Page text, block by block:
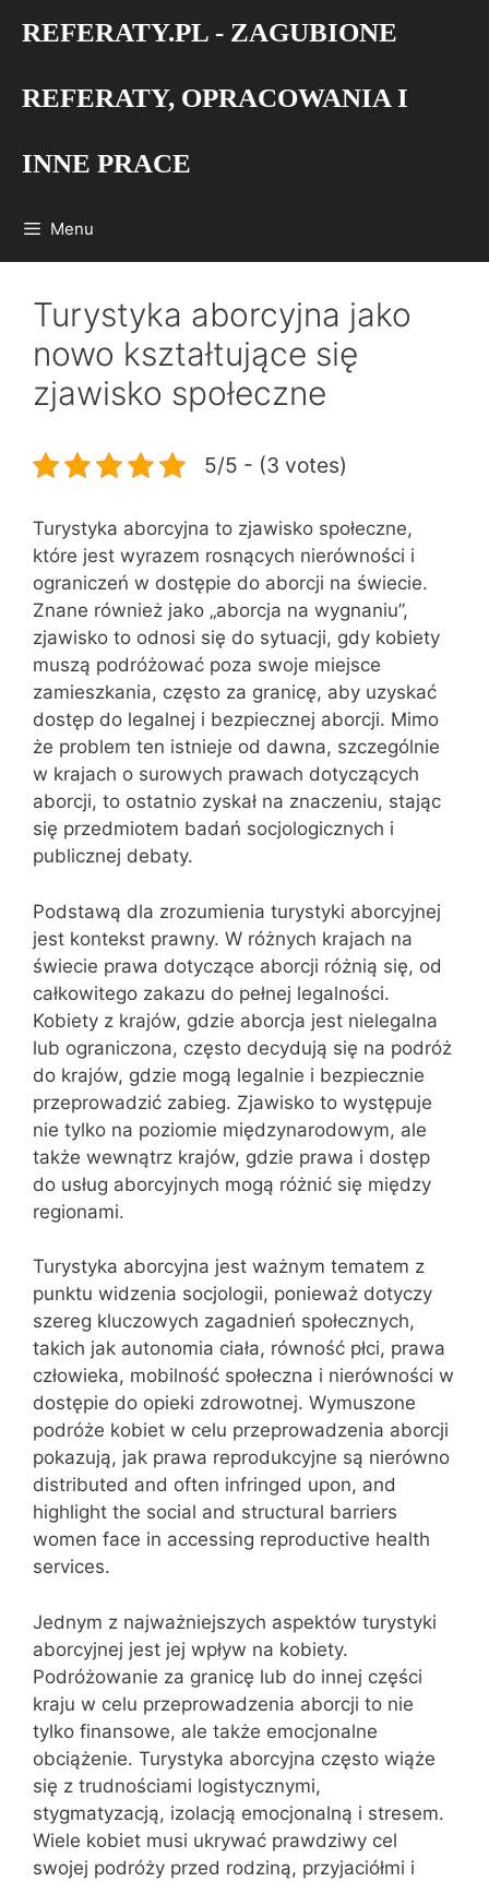
REFERATY.PL - ZAGUBIONE
REFERATY, OPRACOWANIA I
INNE PRACE
Menu
Turystyka aborcyjna jako
nowo kształtujące się
zjawisko społeczne
5/5 - (3 votes)
Turystyka aborcyjna to zjawisko społeczne,
które jest wyrazem rosnących nierówności i
ograniczeń w dostępie do aborcji na świecie.
Znane również jako „aborcja na wygnaniu”,
zjawisko to odnosi się do sytuacji, gdy kobiety
muszą podróżować poza swoje miejsce
zamieszkania, często za granicę, aby uzyskać
dostęp do legalnej i bezpiecznej aborcji. Mimo
że problem ten istnieje od dawna, szczególnie
w krajach o surowych prawach dotyczących
aborcji, to ostatnio zyskał na znaczeniu, stając
się przedmiotem badań socjologicznych i
publicznej debaty.
Podstawą dla zrozumienia turystyki aborcyjnej
jest kontekst prawny. W różnych krajach na
świecie prawa dotyczące aborcji różnią się, od
całkowitego zakazu do pełnej legalności.
Kobiety z krajów, gdzie aborcja jest nielegalna
lub ograniczona, często decydują się na podróż
do krajów, gdzie mogą legalnie i bezpiecznie
przeprowadzić zabieg. Zjawisko to występuje
nie tylko na poziomie międzynarodowym, ale
także wewnątrz krajów, gdzie prawa i dostęp
do usług aborcyjnych mogą różnić się między
regionami.
Turystyka aborcyjna jest ważnym tematem z
punktu widzenia socjologii, ponieważ dotyczy
szereg kluczowych zagadnień społecznych,
takich jak autonomia ciała, równość płci, prawa
człowieka, mobilność społeczna i nierówności w
dostępie do opieki zdrowotnej. Wymuszone
podróże kobiet w celu przeprowadzenia aborcji
pokazują, jak prawa reprodukcyjne są nierówno
distributed and often infringed upon, and
highlight the social and structural barriers
women face in accessing reproductive health
services.
Jednym z najważniejszych aspektów turystyki
aborcyjnej jest jej wpływ na kobiety.
Podróżowanie za granicę lub do innej części
kraju w celu przeprowadzenia aborcji to nie
tylko finansowe, ale także emocjonalne
obciążenie. Turystyka aborcyjna często wiąże
się z trudnościami logistycznymi,
stygmatyzacją, izolacją emocjonalną i stresem.
Wiele kobiet musi ukrywać prawdziwy cel
swojej podróży przed rodziną, przyjaciółmi i